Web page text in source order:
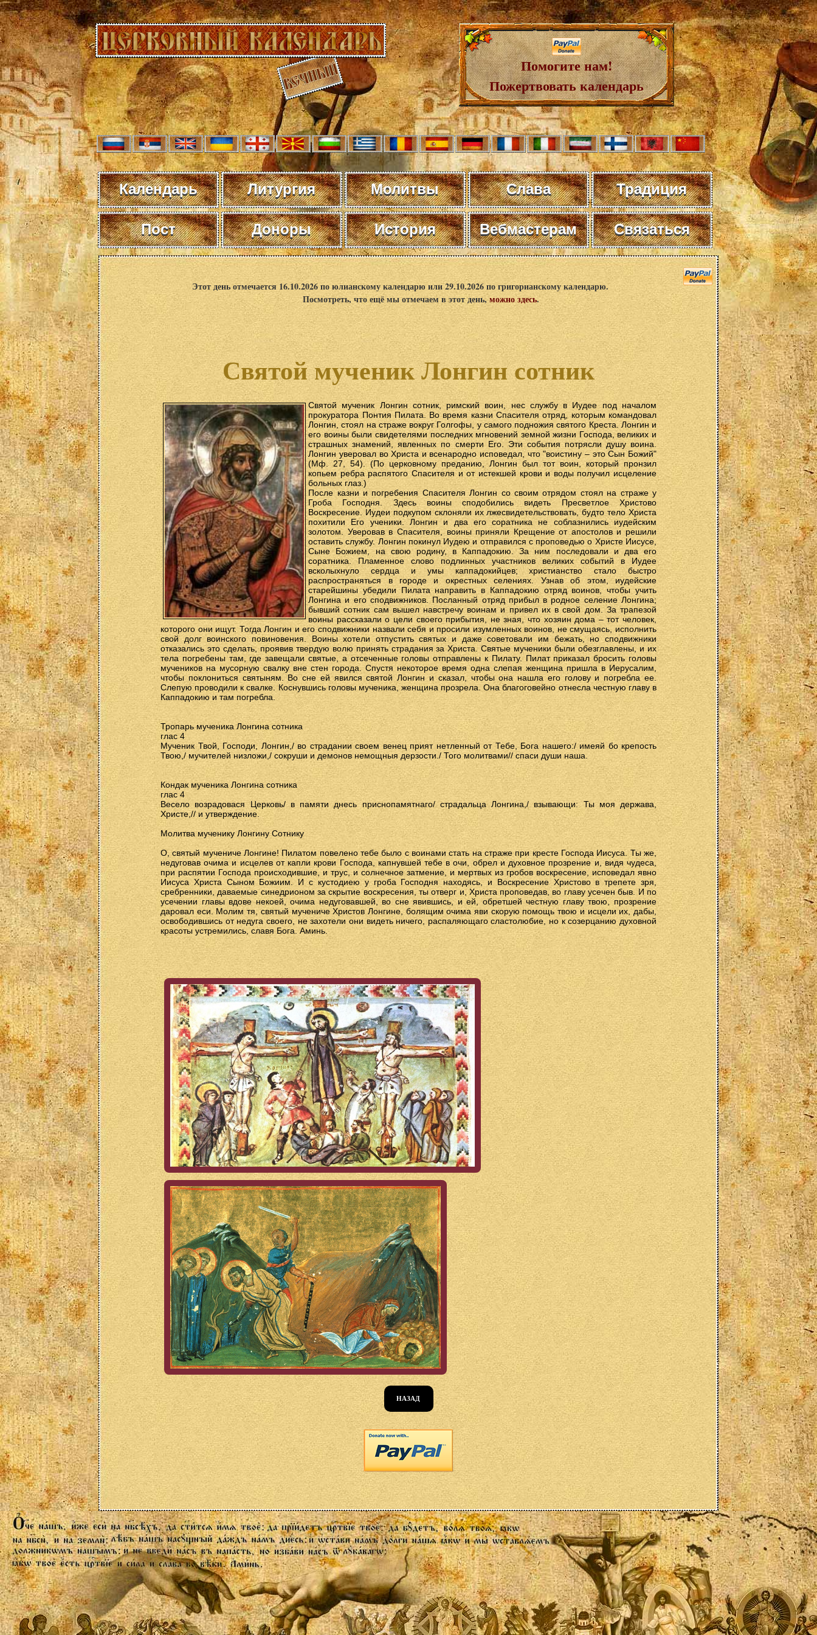
Помогите нам!
Пожертвовать календарь
Календарь Литургия Молитвы Слава Традиция
Пост Доноры История Вебмастерам Связаться
Этот день отмечается 16.10.2026 по юлианскому календарю или 29.10.2026 по григорианскому календарю.
Посмотреть, что ещё мы отмечаем в этот день,можно здесь.
Святой мученик Лонгин сотник
Святой мученик Лонгин сотник, римский воин, нес службу в Иудее под началом
прокуратора Понтия Пилата. Во время казни Спасителя отряд, которым командовал
Лонгин, стоял на страже вокруг Голгофы, у самого подножия святого Креста. Лонгин и
его воины были свидетелями последних мгновений земной жизни Господа, великих и
страшных знамений, явленных по смерти Его. Эти события потрясли душу воина.
Лонгин уверовал во Христа и всенародно исповедал, что "воистину – это Сын Божий"
(Мф. 27, 54). (По церковному преданию, Лонгин был тот воин, который пронзил
копьем ребра распятого Спасителя и от истекшей крови и воды получил исцеление
больных глаз.)
После казни и погребения Спасителя Лонгин со своим отрядом стоял на страже у
Гроба Господня. Здесь воины сподобились видеть Пресветлое Христово
Воскресение. Иудеи подкупом склоняли их лжесвидетельствовать, будто тело Христа
похитили Его ученики. Лонгин и два его соратника не соблазнились иудейским
золотом. Уверовав в Спасителя, воины приняли Крещение от апостолов и решили
оставить службу. Лонгин покинул Иудею и отправился с проповедью о Христе Иисусе,
Сыне Божием, на свою родину, в Каппадокию. За ним последовали и два его
соратника. Пламенное слово подлинных участников великих событий в Иудее
всколыхнуло сердца и умы каппадокийцев; христианство стало быстро
распространяться в городе и окрестных селениях. Узнав об этом, иудейские
старейшины убедили Пилата направить в Каппадокию отряд воинов, чтобы учить
Лонгина и его сподвижников. Посланный отряд прибыл в родное селение Лонгина;
бывший сотник сам вышел навстречу воинам и привел их в свой дом. За трапезой
воины рассказали о цели своего прибытия, не зная, что хозяин дома – тот человек,
которого они ищут. Тогда Лонгин и его сподвижники назвали себя и просили изумленных воинов, не смущаясь, исполнить
свой долг воинского повиновения. Воины хотели отпустить святых и даже советовали им бежать, но сподвижники
отказались это сделать, проявив твердую волю принять страдания за Христа. Святые мученики были обезглавлены, и их
тела погребены там, где завещали святые, а отсеченные головы отправлены к Пилату. Пилат приказал бросить головы
мучеников на мусорную свалку вне стен города. Спустя некоторое время одна слепая женщина пришла в Иерусалим,
чтобы поклониться святыням. Во сне ей явился святой Лонгин и сказал, чтобы она нашла его голову и погребла ее.
Слепую проводили к свалке. Коснувшись головы мученика, женщина прозрела. Она благоговейно отнесла честную главу в
Каппадокию и там погребла.
Тропарь мученика Лонгина сотника
глас 4
Мученик Твой, Господи, Лонгин,/ во страдании своем венец прият нетленный от Тебе, Бога нашего:/ имеяй бо крепость
Твою,/ мучителей низложи,/ сокруши и демонов немощныя дерзости./ Того молитвами// спаси души наша.
Кондак мученика Лонгина сотника
глас 4
Весело возрадовася Церковь/ в памяти днесь приснопамятнаго/ страдальца Лонгина,/ взывающи: Ты моя держава,
Христе,// и утверждение.
Молитва мученику Лонгину Сотнику
О, святый мучениче Лонгине! Пилатом повелено тебе было с воинами стать на страже при кресте Господа Иисуса. Ты же,
недуговав очима и исцелев от капли крови Господа, капнувшей тебе в очи, обрел и духовное прозрение и, видя чудеса,
при распятии Господа происходившие, и трус, и солнечное затмение, и мертвых из гробов воскресение, исповедал явно
Иисуса Христа Сыном Божиим. И с кустодиею у гроба Господня находясь, и Воскресение Христово в трепете зря,
сребренники, даваемые синедрионом за скрытие воскресения, ты отверг и, Христа проповедав, во главу усечен быв. И по
усечении главы вдове некоей, очима недуговавшей, во сне явившись, и ей, обретшей честную главу твою, прозрение
даровал еси. Молим тя, святый мучениче Христов Лонгине, болящим очима яви скорую помощь твою и исцели их, дабы,
освободившись от недуга своего, не захотели они видеть ничего, распаляющаго сластолюбие, но к созерцанию духовной
красоты устремились, славя Бога. Аминь.
НАЗАД